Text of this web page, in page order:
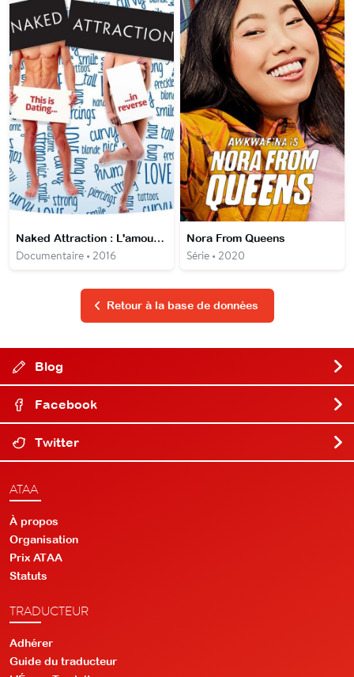
Naked Attraction : L'amour à poil
Documentaire • 2016
Nora From Queens
Série • 2020
Retour à la base de données
Blog
Facebook
Twitter
ATAA
À propos
Organisation
Prix ATAA
Statuts
TRADUCTEUR
Adhérer
Guide du traducteur